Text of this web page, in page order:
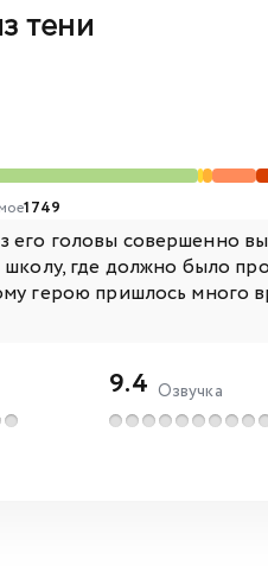
тени
1749
головы совершенно
где должно было
герою пришлось много
9.4 Озвучка